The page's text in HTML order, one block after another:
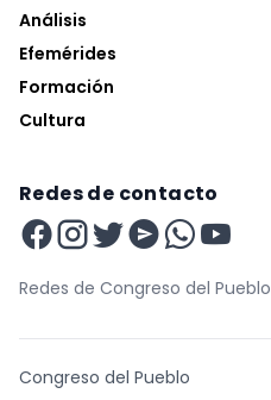
Análisis
Efemérides
Formación
Cultura
Redes de contacto
Redes de Congreso del Pueblo
Congreso del Pueblo